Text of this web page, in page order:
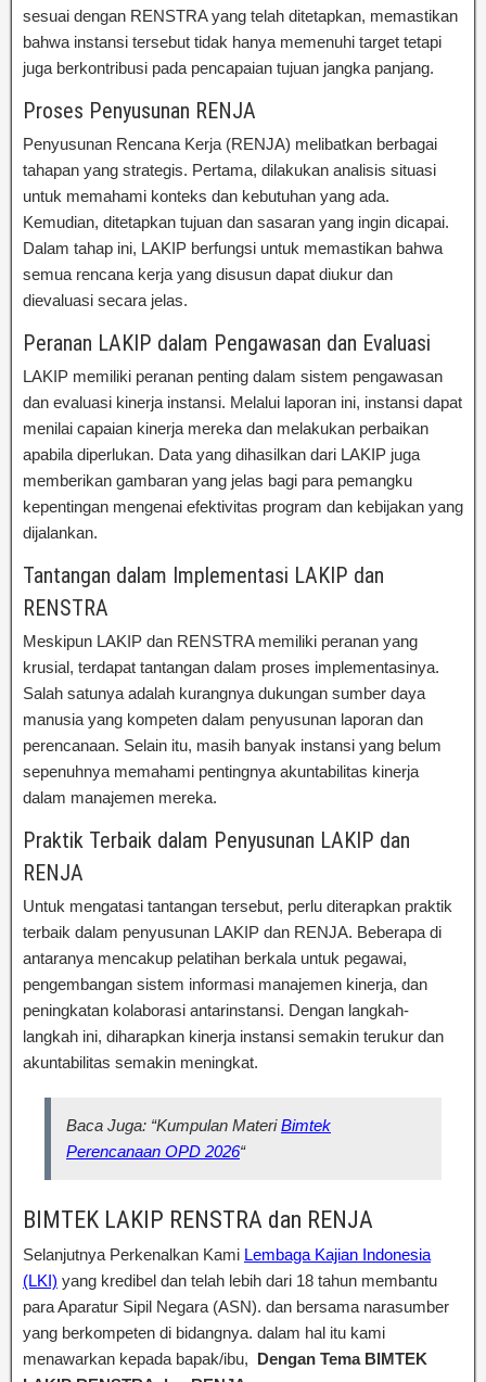
sesuai dengan RENSTRA yang telah ditetapkan, memastikan
bahwa instansi tersebut tidak hanya memenuhi target tetapi
juga berkontribusi pada pencapaian tujuan jangka panjang.
Proses Penyusunan RENJA
Penyusunan Rencana Kerja (RENJA) melibatkan berbagai
tahapan yang strategis. Pertama, dilakukan analisis situasi
untuk memahami konteks dan kebutuhan yang ada.
Kemudian, ditetapkan tujuan dan sasaran yang ingin dicapai.
Dalam tahap ini, LAKIP berfungsi untuk memastikan bahwa
semua rencana kerja yang disusun dapat diukur dan
dievaluasi secara jelas.
Peranan LAKIP dalam Pengawasan dan Evaluasi
LAKIP memiliki peranan penting dalam sistem pengawasan
dan evaluasi kinerja instansi. Melalui laporan ini, instansi dapat
menilai capaian kinerja mereka dan melakukan perbaikan
apabila diperlukan. Data yang dihasilkan dari LAKIP juga
memberikan gambaran yang jelas bagi para pemangku
kepentingan mengenai efektivitas program dan kebijakan yang
dijalankan.
Tantangan dalam Implementasi LAKIP dan
RENSTRA
Meskipun LAKIP dan RENSTRA memiliki peranan yang
krusial, terdapat tantangan dalam proses implementasinya.
Salah satunya adalah kurangnya dukungan sumber daya
manusia yang kompeten dalam penyusunan laporan dan
perencanaan. Selain itu, masih banyak instansi yang belum
sepenuhnya memahami pentingnya akuntabilitas kinerja
dalam manajemen mereka.
Praktik Terbaik dalam Penyusunan LAKIP dan
RENJA
Untuk mengatasi tantangan tersebut, perlu diterapkan praktik
terbaik dalam penyusunan LAKIP dan RENJA. Beberapa di
antaranya mencakup pelatihan berkala untuk pegawai,
pengembangan sistem informasi manajemen kinerja, dan
peningkatan kolaborasi antarinstansi. Dengan langkah-
langkah ini, diharapkan kinerja instansi semakin terukur dan
akuntabilitas semakin meningkat.
Baca Juga: “Kumpulan MateriBimtek
Perencanaan OPD 2026“
BIMTEK LAKIP RENSTRA dan RENJA
Selanjutnya Perkenalkan Kami Lembaga Kajian Indonesia
(LKI) yang kredibel dan telah lebih dari 18 tahun membantu
para Aparatur Sipil Negara (ASN). dan bersama narasumber
yang berkompeten di bidangnya. dalam hal itu kami
menawarkan kepada bapak/ibu, Dengan Tema BIMTEK